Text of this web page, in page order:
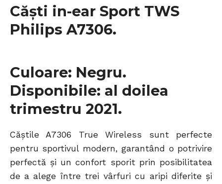
Căști in-ear Sport TWS
Philips A7306.
Culoare: Negru.
Disponibile: al doilea
trimestru 2021.
Căștile A7306 True Wireless sunt perfecte
pentru sportivul modern, garantând o potrivire
perfectă și un confort sporit prin posibilitatea
de a alege între trei vârfuri cu aripi diferite și